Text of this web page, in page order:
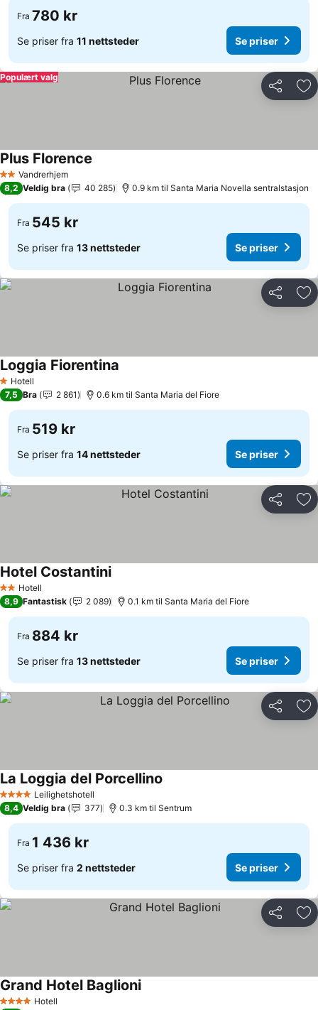
Fra 780 kr
Se priser fra 11 nettsteder Se priser
Del
Populært valg
2 StjernerVandrerhjem
Plus Florence
8,2 Veldig bra 40 285 0.9 km til Santa Maria Novella sentralstasjon
Fra 545 kr
Se priser fra 13 nettsteder Se priser
Del
1 Stjerner
Hotell
Loggia Fiorentina
7,5 Bra 2 861 0.6 km til Santa Maria del Fiore
Fra 519 kr
Se priser fra 14 nettsteder Se priser
Del
2 Stjerner
Hotell
Hotel Costantini
8,9 Fantastisk 2 089 0.1 km til Santa Maria del Fiore
Fra 884 kr
Se priser fra 13 nettsteder Se priser
Del
4 StjernerLeilighetshotell
La Loggia del Porcellino
8,4 Veldig bra 377 0.3 km til Sentrum
Fra 1 436 kr
Se priser fra 2 nettsteder Se priser
Del
4 StjernerHotell
Grand Hotel Baglioni